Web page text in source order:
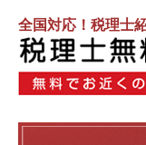
全国対応！税理士